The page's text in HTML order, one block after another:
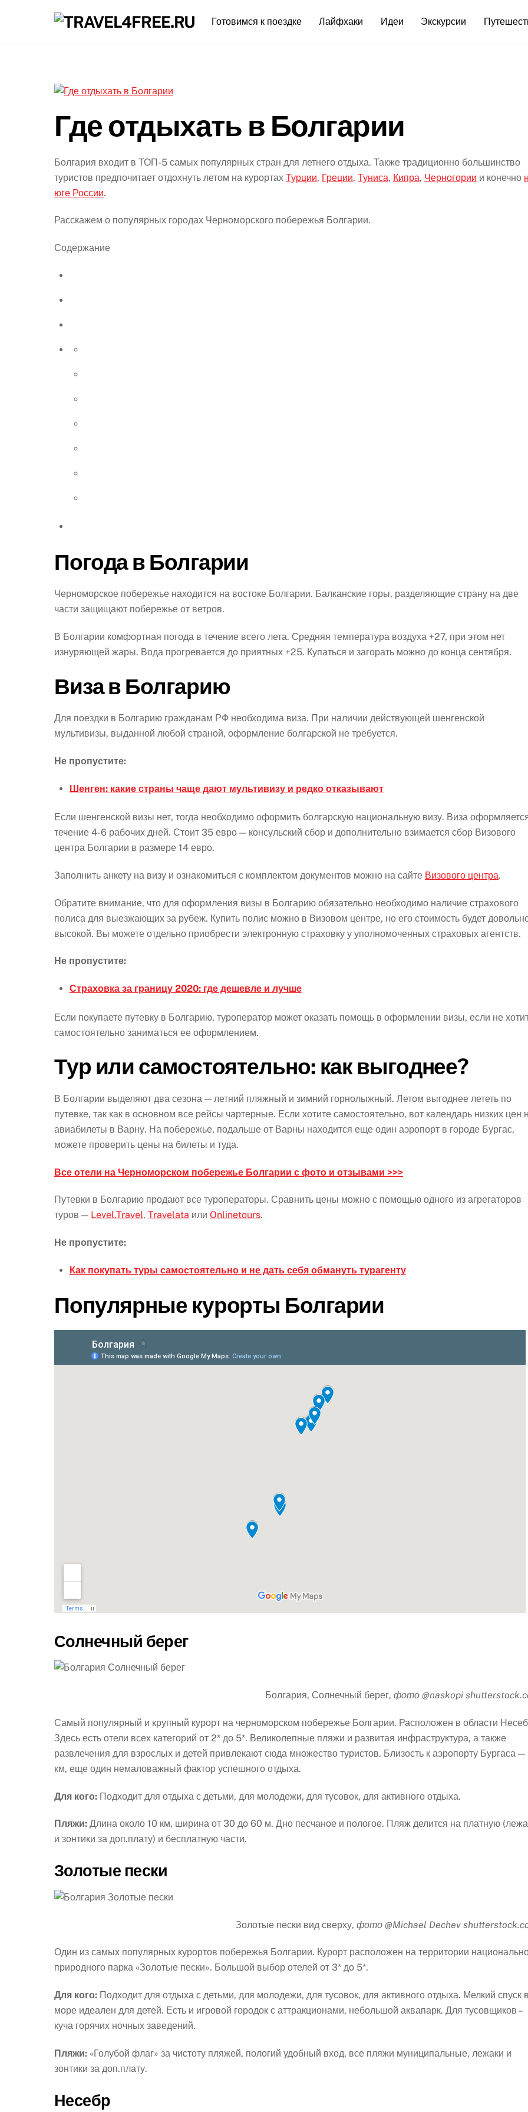
Готовимся к поездке Лайфхаки Идеи Экскурсии
Где отдыхать в Болгарии
Болгария входит в ТОП-5 самых популярных стран для летнего отдыха. Также традиционно большинство
туристов предпочитает отдохнуть летом на курортах Турции, Греции, Туниса, Кипра, Черногории и конечно
юге России.
Расскажем о популярных городах Черноморского побережья Болгарии.
Содержание
Погода в Болгарии
Черноморское побережье находится на востоке Болгарии. Балканские горы, разделяющие страну на две
части защищают побережье от ветров.
В Болгарии комфортная погода в течение всего лета. Средняя температура воздуха +27, при этом нет
изнуряющей жары. Вода прогревается до приятных +25. Купаться и загорать можно до конца сентября.
Виза в Болгарию
Для поездки в Болгарию гражданам РФ необходима виза. При наличии действующей шенгенской
мультивизы, выданной любой страной, оформление болгарской не требуется.
Не пропустите:
Шенген: какие страны чаще дают мультивизу и редко отказывают
Если шенгенской визы нет, тогда необходимо оформить болгарскую национальную визу. Виза
течение 4-6 рабочих дней. Стоит 35 евро — консульский сбор и дополнительно взимается сбор Визового
центра Болгарии в размере 14 евро.
Заполнить анкету на визу и ознакомиться с комплектом документов можно на сайте Визового центра.
Обратите внимание, что для оформления визы в Болгарию обязательно необходимо наличие страхового
полиса для выезжающих за рубеж. Купить полис можно в Визовом центре, но его стоимость будет
высокой. Вы можете отдельно приобрести электронную страховку у уполномоченных страховых агентств.
Не пропустите:
Страховка за границу 2020: где дешевле и лучше
Если покупаете путевку в Болгарию, туроператор может оказать помощь в оформлении визы, если не
самостоятельно заниматься ее оформлением.
Тур или самостоятельно: как выгоднее?
В Болгарии выделяют два сезона — летний пляжный и зимний горнолыжный. Летом выгоднее лететь по
путевке, так как в основном все рейсы чартерные. Если хотите самостоятельно, вот календарь низких цен
авиабилеты в Варну. На побережье, подальше от Варны находится еще один аэропорт в городе Бургас,
можете проверить цены на билеты и туда.
Все отели на Черноморском побережье Болгарии с фото и отзывами >>>
Путевки в Болгарию продают все туроператоры. Сравнить цены можно с помощью одного из агрегаторов
туров — Level.Travel, Travelata или Onlinetours.
Не пропустите:
Как покупать туры самостоятельно и не дать себя обмануть турагенту
Популярные курорты Болгарии
Солнечный берег
Болгария, Солнечный берег, фото @naskopi
Самый популярный и крупный курорт на черноморском побережье Болгарии. Расположен в области
Здесь есть отели всех категорий от 2* до 5*. Великолепные пляжи и развитая инфраструктура, а также
развлечения для взрослых и детей привлекают сюда множество туристов. Близость к аэропорту Бургаса
км, еще один немаловажный фактор успешного отдыха.
Для кого: Подходит для отдыха с детьми, для молодежи, для тусовок, для активного отдыха.
Пляжи: Длина около 10 км, ширина от 30 до 60 м. Дно песчаное и пологое. Пляж делится на платную
и зонтики за доп.плату) и бесплатную части.
Золотые пески
Золотые пески вид сверху, фото @Michael Dechev
Один из самых популярных курортов побережья Болгарии. Курорт расположен на территории
природного парка «Золотые пески». Большой выбор отелей от 3* до 5*.
Для кого: Подходит для отдыха с детьми, для молодежи, для тусовок, для активного отдыха. Мелкий спуск
море идеален для детей. Есть и игровой городок с аттракционами, небольшой аквапарк. Для тусовщиков –
куча горячих ночных заведений.
Пляжи: «Голубой флаг» за чистоту пляжей, пологий удобный вход, все пляжи муниципальные, лежаки и
зонтики за доп.плату.
Несебр